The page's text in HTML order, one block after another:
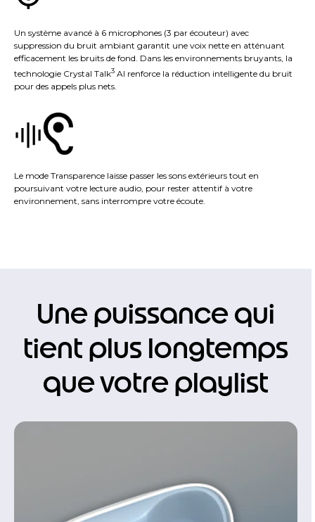
Un système avancé à 6 microphones (3 par écouteur) avec
suppression du bruit ambiant garantit une voix nette en atténuant
efficacement les bruits de fond. Dans les environnements bruyants, la
technologie Crystal Talk3 AI renforce la réduction intelligente du bruit
pour des appels plus nets.
Le mode Transparence laisse passer les sons extérieurs tout en
poursuivant votre lecture audio, pour rester attentif à votre
environnement, sans interrompre votre écoute.
Une puissance qui
tient plus longtemps
que votre playlist
I